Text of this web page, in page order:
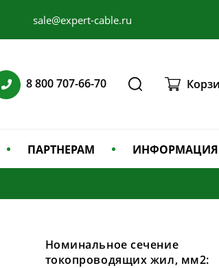
sale@expert-cable.ru
8 800 707-66-70
ПАРТНЕРАМ ИНФОРМАЦИЯ
Номинальное сечение
токопроводящих жил, мм2: